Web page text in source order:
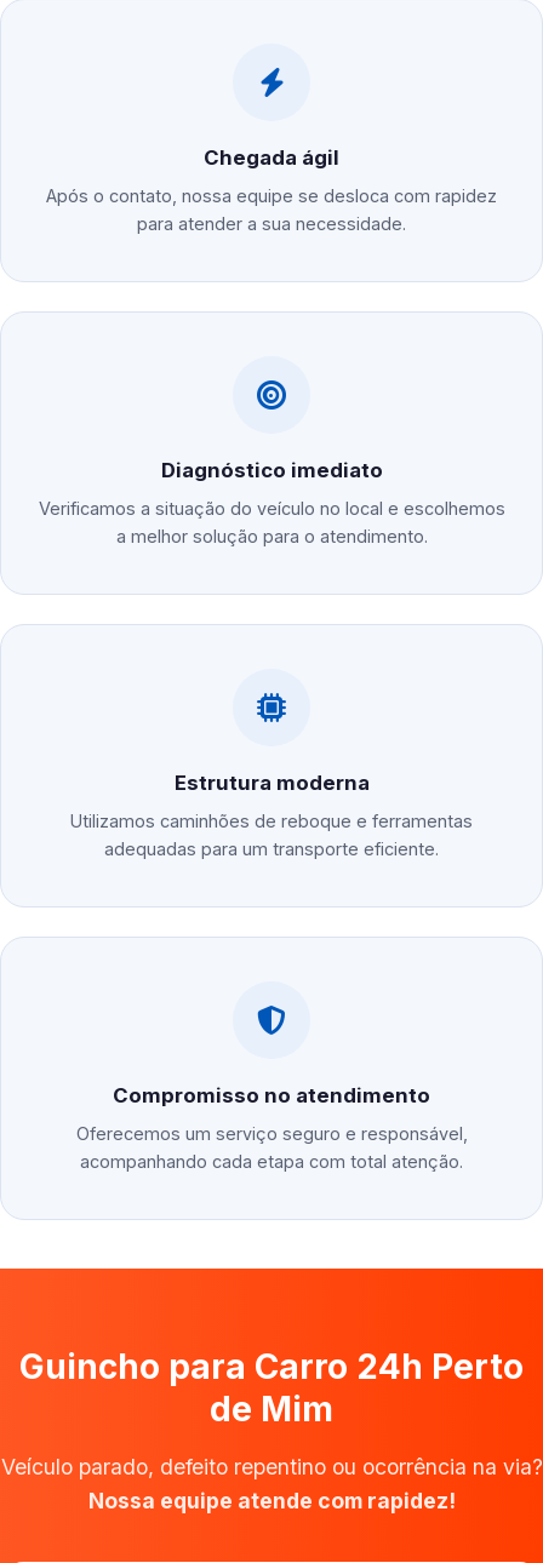
Chegada ágil
Após o contato, nossa equipe se desloca com rapidez
para atender a sua necessidade.
Diagnóstico imediato
Verificamos a situação do veículo no local e escolhemos
a melhor solução para o atendimento.
Estrutura moderna
Utilizamos caminhões de reboque e ferramentas
adequadas para um transporte eficiente.
Compromisso no atendimento
Oferecemos um serviço seguro e responsável,
acompanhando cada etapa com total atenção.
Guincho para Carro 24h Perto
de Mim
Veículo parado, defeito repentino ou ocorrência na via?
Nossa equipe atende com rapidez!